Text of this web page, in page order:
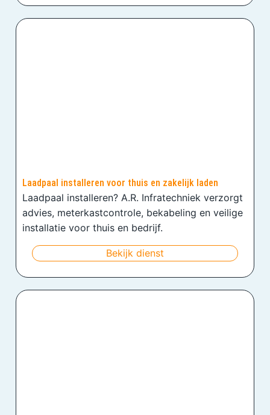
Laadpaal installeren voor thuis en zakelijk laden
Laadpaal installeren? A.R. Infratechniek verzorgt
advies, meterkastcontrole, bekabeling en veilige
installatie voor thuis en bedrijf.
Bekijk dienst